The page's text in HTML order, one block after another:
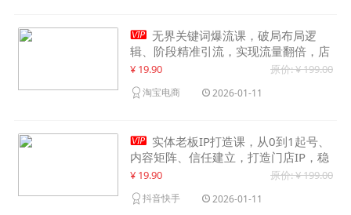
 无界关键词爆流课，破局布局逻
辑、阶段精准引流，实现流量翻倍，店
铺业绩增长50%+
¥ 19.90 原价: ¥ 199.00
淘宝电商 2026-01-11
 实体老板IP打造课，从0到1起号、
内容矩阵、信任建立，打造门店IP，稳
定获客增收
¥ 19.90 原价: ¥ 199.00
抖音快手 2026-01-11